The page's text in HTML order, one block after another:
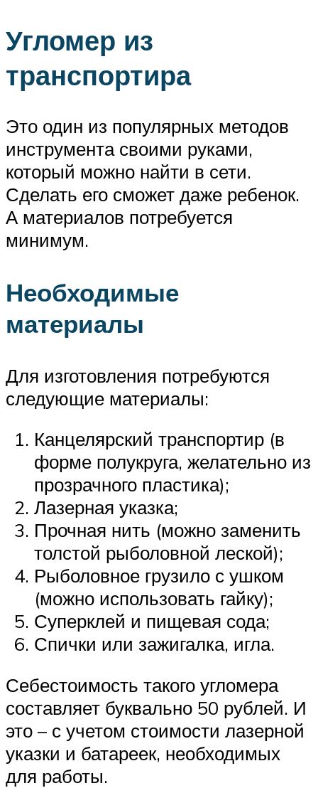
Угломер из
транспортира
Это один из популярных методов
инструмента своими руками,
который можно найти в сети.
Сделать его сможет даже ребенок.
А материалов потребуется
минимум.
Необходимые
материалы
Для изготовления потребуются
следующие материалы:
Канцелярский транспортир (в
форме полукруга, желательно из
прозрачного пластика);
Лазерная указка;
Прочная нить (можно заменить
толстой рыболовной леской);
Рыболовное грузило с ушком
(можно использовать гайку);
Суперклей и пищевая сода;
Спички или зажигалка, игла.
Себестоимость такого угломера
составляет буквально 50 рублей. И
это – с учетом стоимости лазерной
указки и батареек, необходимых
для работы.